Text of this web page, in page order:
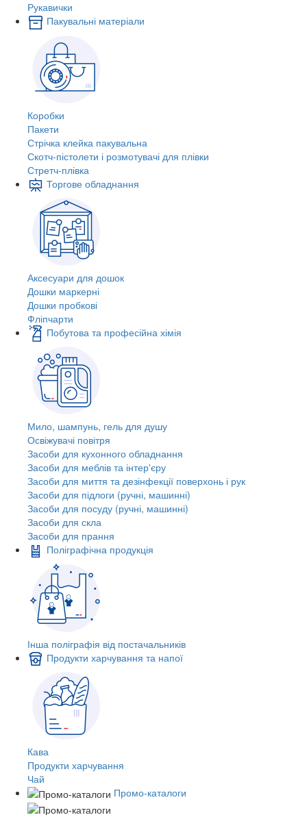
Рукавички
Пакувальні матеріали
Коробки
Пакети
Стрічка клейка пакувальна
Скотч-пістолети і розмотувачі для плівки
Стретч-плівка
Торгове обладнання
Аксесуари для дошок
Дошки маркерні
Дошки пробкові
Фліпчарти
Побутова та професійна хімія
Мило, шампунь, гель для душу
Освіжувачі повітря
Засоби для кухонного обладнання
Засоби для меблів та інтер'єру
Засоби для миття та дезінфекції поверхонь і рук
Засоби для підлоги (ручні, машинні)
Засоби для посуду (ручні, машинні)
Засоби для скла
Засоби для прання
Поліграфічна продукція
Інша поліграфія від постачальників
Продукти харчування та напої
Кава
Продукти харчування
Чай
Промо-каталоги